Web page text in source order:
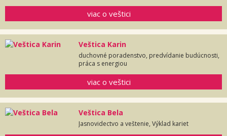
viac o veštici
Veštica Karin
duchovné poradenstvo, predvídanie budúcnosti,
práca s energiou
viac o veštici
Veštica Bela
Jasnovidectvo a veštenie, Výklad kariet